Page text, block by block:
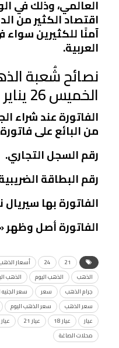
العالمي، وذلك في
اقتصاد الكثير من
آمنًا للكثيرين سواء
العربية.
نصائح شُعبة
الخميس 26 يناير 2023
الفاتورة عند شراء
من البائع على
رقم السجل التجاري.
رقم البطاقة
الفاتورة بها سيريال
الفاتورة أصل وظهر
21
24 أسعار
الذهب
الذهب اليوم الذهب
جرام الذهب
سعر سعر
سعر الذهب
سعر الذهب اليوم
عيار
عيار 18 عيار 21 عيار 24
محلات الصاغة